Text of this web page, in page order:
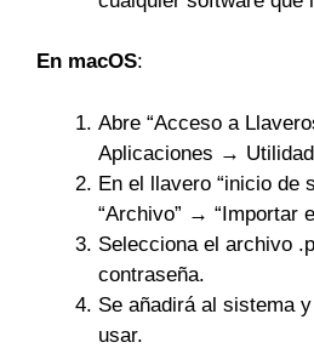
En macOS:
Abre “Acceso a
Aplicaciones →
En el llavero “inicio de
“Archivo” → “Importar
Selecciona el archivo
contraseña.
Se añadirá al sistema
usar.